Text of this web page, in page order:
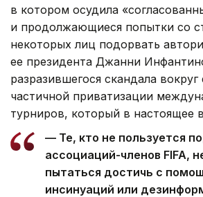
в котором осудила
и продолжающиеся попытки со
некоторых лиц подорвать
ее президента Джанни
разразившегося скандала вокруг
частичной приватизации
турниров, который в настоящее
— Те, кто не пользуется
ассоциаций-членов FIFA,
пытаться достичь с
инсинуаций или